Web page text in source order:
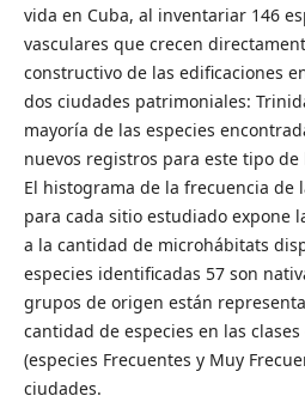
vida en Cuba, al inventariar 146
vasculares que crecen
constructivo de las edificaciones
dos ciudades patrimoniales:
mayoría de las especies
nuevos registros para este tipo
El histograma de la frecuencia de
para cada sitio estudiado expone
a la cantidad de microhábitats
especies identificadas 57 son
grupos de origen están
cantidad de especies en las
(especies Frecuentes y Muy
ciudades.